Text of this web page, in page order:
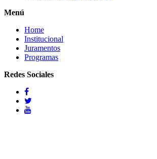
Menú
Home
Institucional
Juramentos
Programas
Redes Sociales